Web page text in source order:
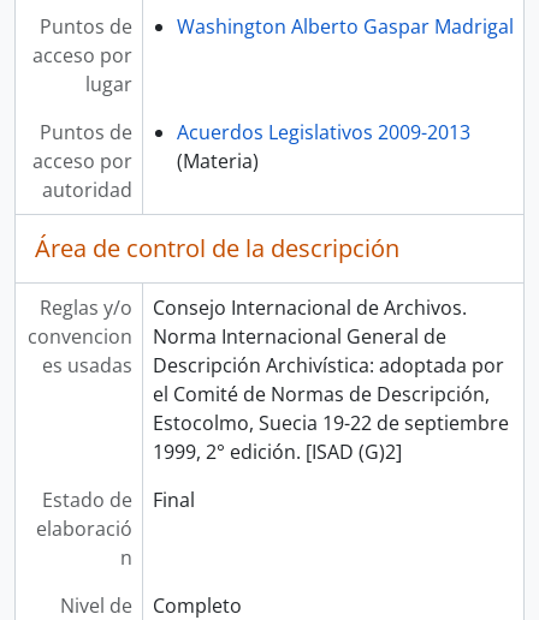
Puntos de
acceso por
lugar
Washington Alberto Gaspar Madrigal
Puntos de
acceso por
autoridad
Acuerdos Legislativos 2009-2013
(Materia)
Área de control de la descripción
Reglas y/o
convencion
es usadas
Consejo Internacional de Archivos.
Norma Internacional General de
Descripción Archivística: adoptada por
el Comité de Normas de Descripción,
Estocolmo, Suecia 19-22 de septiembre
1999, 2° edición. [ISAD (G)2]
Estado de
elaboració
n
Final
Nivel de
Completo